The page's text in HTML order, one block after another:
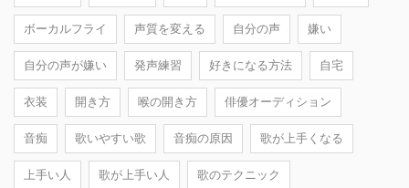
ボーカルフライ 声質を変える 自分の声 嫌い
自分の声が嫌い 発声練習 好きになる方法 自宅
衣装 開き方 喉の開き方 俳優オーディション
音痴 歌いやすい歌 音痴の原因 歌が上手くなる
上手い人 歌が上手い人 歌のテクニック